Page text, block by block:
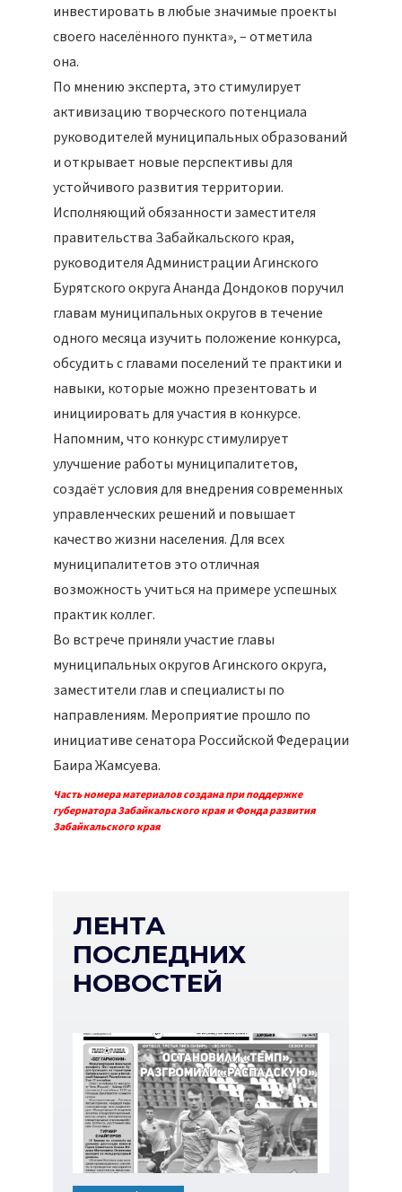
инвестировать в любые значимые проекты
своего населённого пункта», – отметила
она.
По мнению эксперта, это стимулирует
активизацию творческого потенциала
руководителей муниципальных образований
и открывает новые перспективы для
устойчивого развития территории.
Исполняющий обязанности заместителя
правительства Забайкальского края,
руководителя Администрации Агинского
Бурятского округа Ананда Дондоков поручил
главам муниципальных округов в течение
одного месяца изучить положение конкурса,
обсудить с главами поселений те практики и
навыки, которые можно презентовать и
инициировать для участия в конкурсе.
Напомним, что конкурс стимулирует
улучшение работы муниципалитетов,
создаёт условия для внедрения современных
управленческих решений и повышает
качество жизни населения. Для всех
муниципалитетов это отличная
возможность учиться на примере успешных
практик коллег.
Во встрече приняли участие главы
муниципальных округов Агинского округа,
заместители глав и специалисты по
направлениям. Мероприятие прошло по
инициативе сенатора Российской Федерации
Баира Жамсуева.
Часть номера материалов создана при поддержке
губернатора Забайкальского края и Фонда развития
Забайкальского края
ЛЕНТА
ПОСЛЕДНИХ
НОВОСТЕЙ